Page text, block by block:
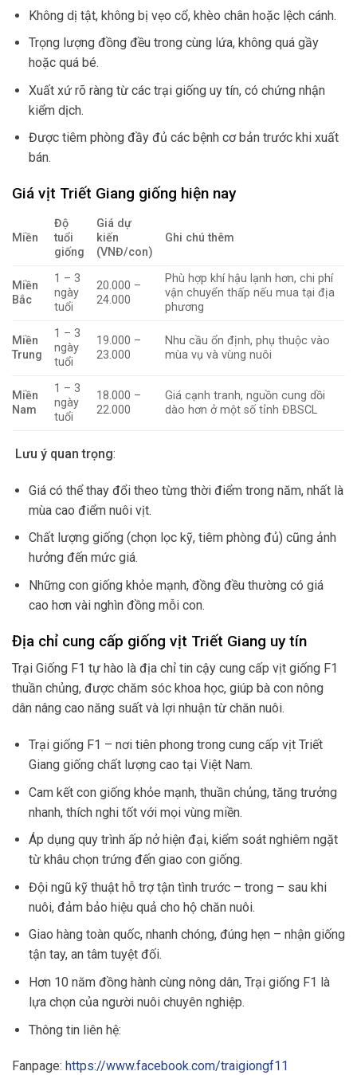
Không dị tật, không bị vẹo cổ, khèo chân hoặc lệch cánh.
Trọng lượng đồng đều trong cùng lứa, không quá gầy
hoặc quá bé.
Xuất xứ rõ ràng từ các trại giống uy tín, có chứng nhận
kiểm dịch.
Được tiêm phòng đầy đủ các bệnh cơ bản trước khi xuất
bán.
Giá vịt Triết Giang giống hiện nay
Miền
Độ
tuổi
giống
Giá dự
kiến
(VNĐ/con)
Ghi chú thêm
Miền
Bắc
1 – 3
ngày
tuổi
20.000 –
24.000
Phù hợp khí hậu lạnh hơn, chi phí
vận chuyển thấp nếu mua tại địa
phương
Miền
Trung
1 – 3
ngày
tuổi
19.000 –
23.000
Nhu cầu ổn định, phụ thuộc vào
mùa vụ và vùng nuôi
Miền
Nam
1 – 3
ngày
tuổi
18.000 –
22.000
Giá cạnh tranh, nguồn cung dồi
dào hơn ở một số tỉnh ĐBSCL
Lưu ý quan trọng:
Giá có thể thay đổi theo từng thời điểm trong năm, nhất là
mùa cao điểm nuôi vịt.
Chất lượng giống (chọn lọc kỹ, tiêm phòng đủ) cũng ảnh
hưởng đến mức giá.
Những con giống khỏe mạnh, đồng đều thường có giá
cao hơn vài nghìn đồng mỗi con.
Địa chỉ cung cấp giống vịt Triết Giang uy tín
Trại Giống F1 tự hào là địa chỉ tin cậy cung cấp vịt giống F1
thuần chủng, được chăm sóc khoa học, giúp bà con nông
dân nâng cao năng suất và lợi nhuận từ chăn nuôi.
Trại giống F1 – nơi tiên phong trong cung cấp vịt Triết
Giang giống chất lượng cao tại Việt Nam.
Cam kết con giống khỏe mạnh, thuần chủng, tăng trưởng
nhanh, thích nghi tốt với mọi vùng miền.
Áp dụng quy trình ấp nở hiện đại, kiểm soát nghiêm ngặt
từ khâu chọn trứng đến giao con giống.
Đội ngũ kỹ thuật hỗ trợ tận tình trước – trong – sau khi
nuôi, đảm bảo hiệu quả cho hộ chăn nuôi.
Giao hàng toàn quốc, nhanh chóng, đúng hẹn – nhận giống
tận tay, an tâm tuyệt đối.
Hơn 10 năm đồng hành cùng nông dân, Trại giống F1 là
lựa chọn của người nuôi chuyên nghiệp.
Thông tin liên hệ:
Fanpage: https://www.facebook.com/traigiongf11